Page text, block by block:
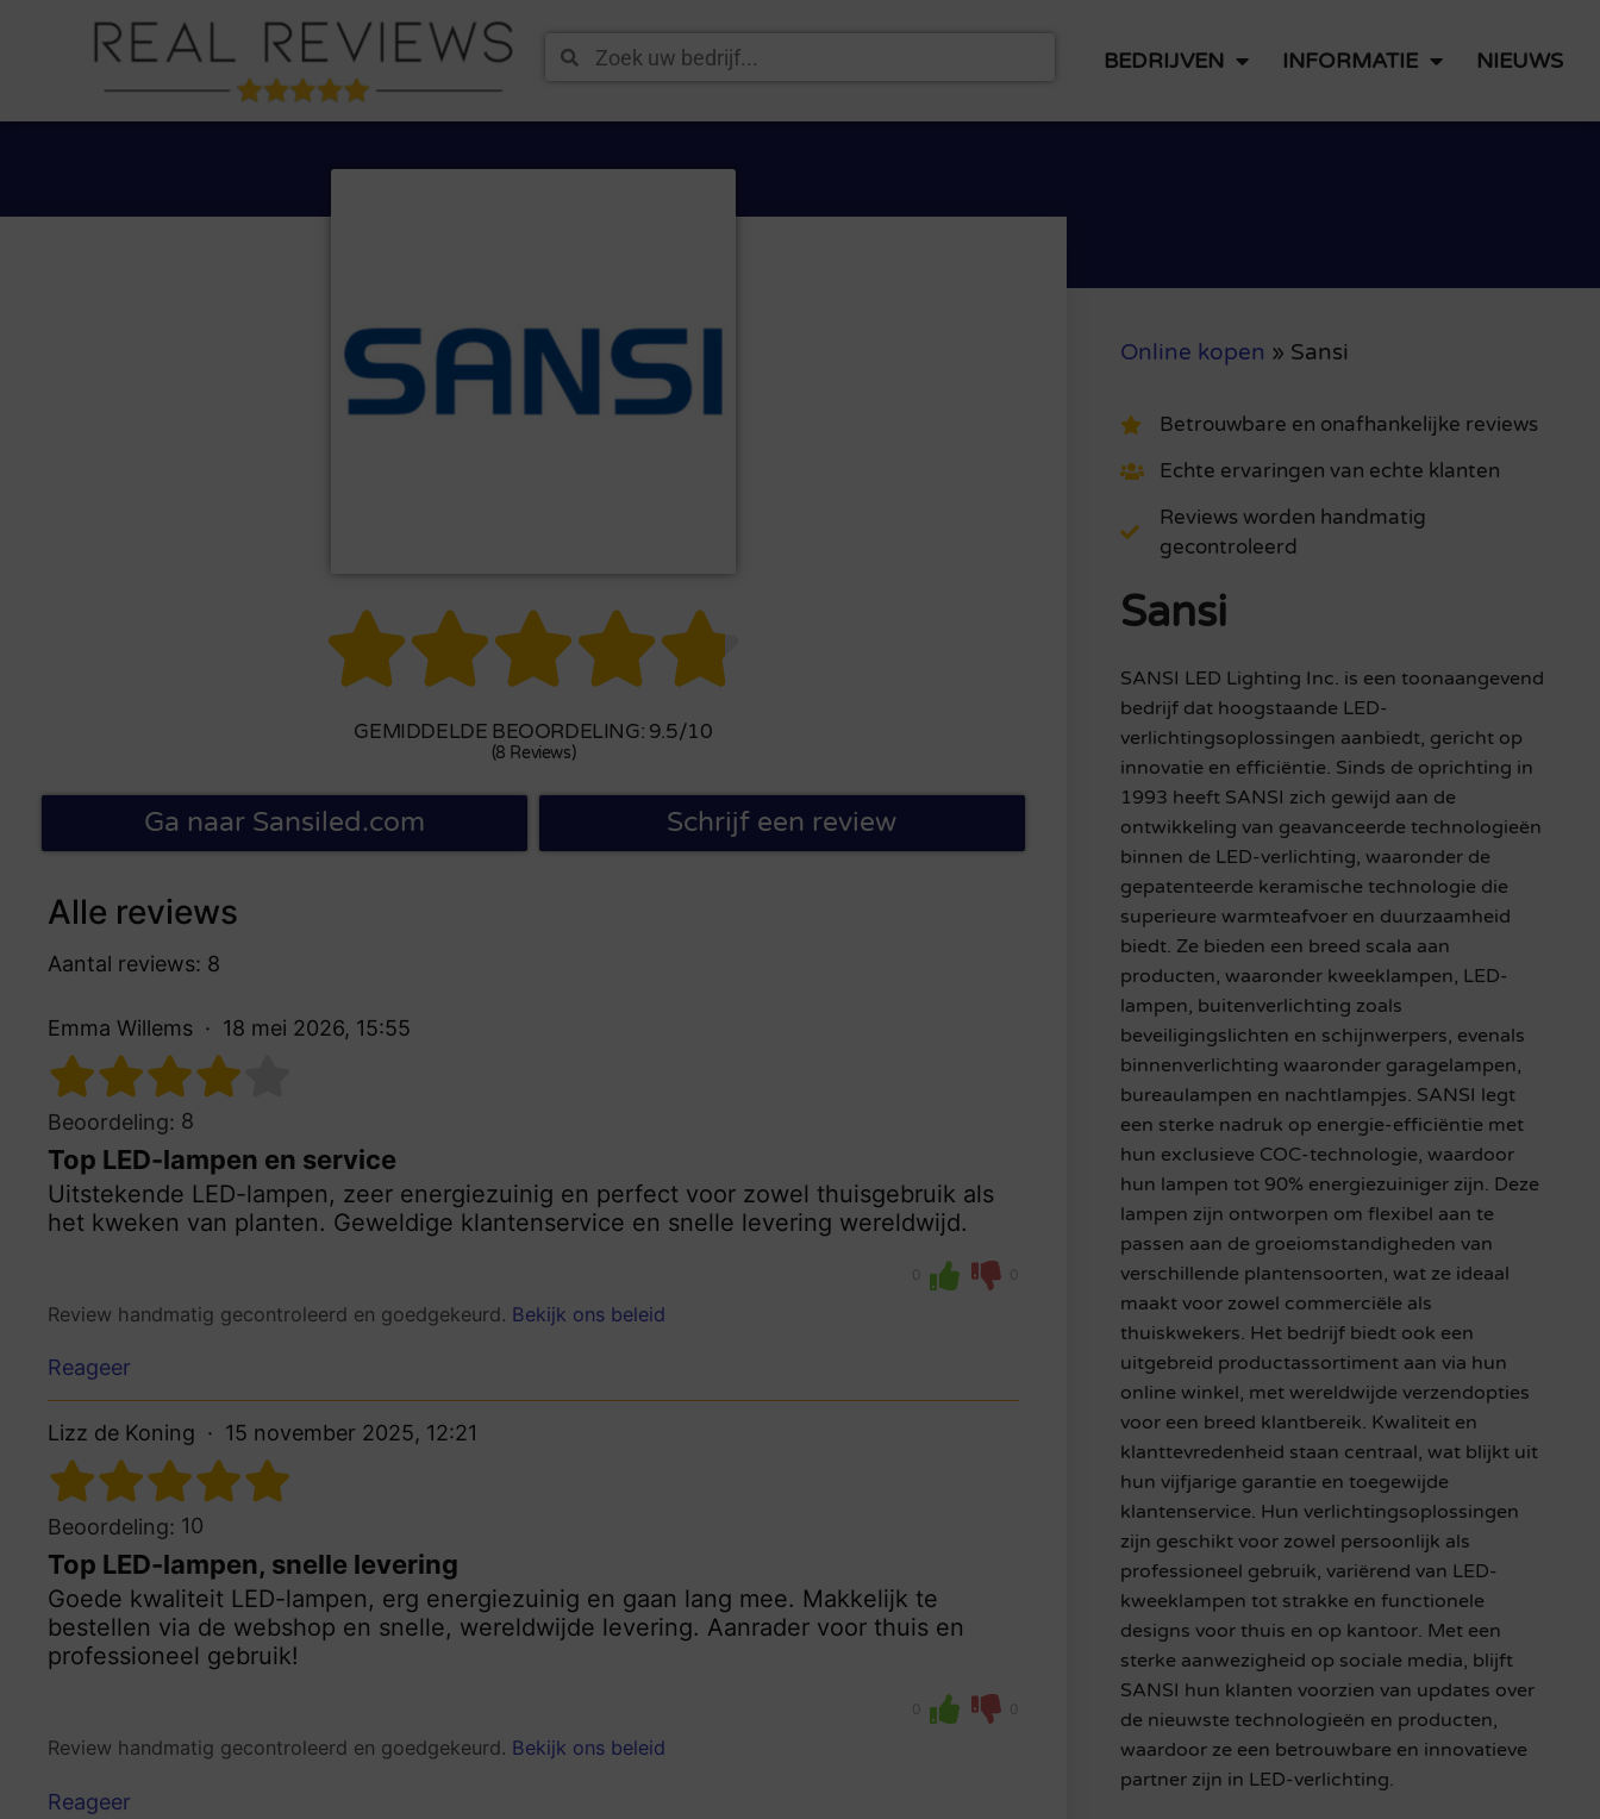
BEDRIJVEN INFORMATIE NIEUWS

GEMIDDELDE BEOORDELING: 9.5/10
(8 Reviews)
Ga naar Sansiled.com Schrijf een review
Alle reviews
Aantal reviews: 8
Emma Willems 18 mei 2026, 15:55
Beoordeling: 8
Top LED-lampen en service
Uitstekende LED-lampen, zeer energiezuinig en perfect voor zowel thuisgebruik als
het kweken van planten. Geweldige klantenservice en snelle levering wereldwijd.
0 0
Review handmatig gecontroleerd en goedgekeurd. Bekijk ons beleid
Reageer
Lizz de Koning 15 november 2025, 12:21
Beoordeling: 10
Top LED-lampen, snelle levering
Goede kwaliteit LED-lampen, erg energiezuinig en gaan lang mee. Makkelijk te
bestellen via de webshop en snelle, wereldwijde levering. Aanrader voor thuis en
professioneel gebruik!
0 0
Review handmatig gecontroleerd en goedgekeurd. Bekijk ons beleid
Reageer
Online kopen » Sansi
Betrouwbare en onafhankelijke reviews
Echte ervaringen van echte klanten
Reviews worden handmatig
gecontroleerd
Sansi
SANSI LED Lighting Inc. is een toonaangevend
bedrijf dat hoogstaande LED-
verlichtingsoplossingen aanbiedt, gericht op
innovatie en efficiëntie. Sinds de oprichting in
1993 heeft SANSI zich gewijd aan de
ontwikkeling van geavanceerde technologieën
binnen de LED-verlichting, waaronder de
gepatenteerde keramische technologie die
superieure warmteafvoer en duurzaamheid
biedt. Ze bieden een breed scala aan
producten, waaronder kweeklampen, LED-
lampen, buitenverlichting zoals
beveiligingslichten en schijnwerpers, evenals
binnenverlichting waaronder garagelampen,
bureaulampen en nachtlampjes. SANSI legt
een sterke nadruk op energie-efficiëntie met
hun exclusieve COC-technologie, waardoor
hun lampen tot 90% energiezuiniger zijn. Deze
lampen zijn ontworpen om flexibel aan te
passen aan de groeiomstandigheden van
verschillende plantensoorten, wat ze ideaal
maakt voor zowel commerciële als
thuiskwekers. Het bedrijf biedt ook een
uitgebreid productassortiment aan via hun
online winkel, met wereldwijde verzendopties
voor een breed klantbereik. Kwaliteit en
klanttevredenheid staan centraal, wat blijkt uit
hun vijfjarige garantie en toegewijde
klantenservice. Hun verlichtingsoplossingen
zijn geschikt voor zowel persoonlijk als
professioneel gebruik, variërend van LED-
kweeklampen tot strakke en functionele
designs voor thuis en op kantoor. Met een
sterke aanwezigheid op sociale media, blijft
SANSI hun klanten voorzien van updates over
de nieuwste technologieën en producten,
waardoor ze een betrouwbare en innovatieve
partner zijn in LED-verlichting.